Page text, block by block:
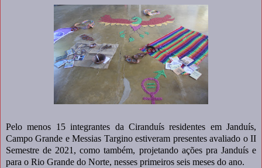
Pelo menos 15 integrantes da Ciranduís residentes em Janduís,
Campo Grande e Messias Targino estiveram presentes avaliado o II
Semestre de 2021, como também, projetando ações pra Janduís e
para o Rio Grande do Norte, nesses primeiros seis meses do ano.